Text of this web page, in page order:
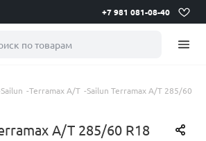
+7 981 081-08-40
по товарам
Sailun -Terramax A/T -Sailun Terramax A/T 285/60
A/T 285/60 R18